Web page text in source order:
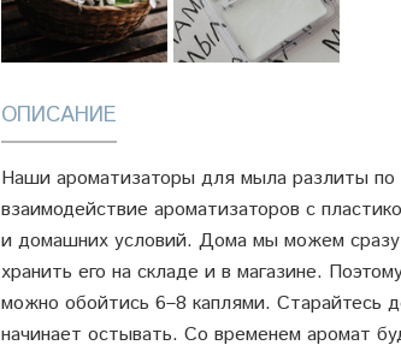
ОПИСАНИЕ
Наши ароматизаторы для мыла разлиты по
взаимодействие ароматизаторов с
и домашних условий. Дома мы можем
хранить его на складе и в магазине.
можно обойтись 6–8 каплями. Старайтесь
начинает остывать. Со временем аромат